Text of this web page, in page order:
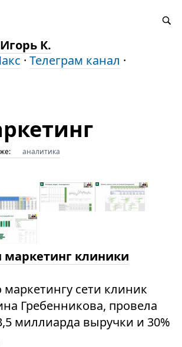
К.
· Телеграм канал ·
аналитика
маркетинг клиники
сети клиник
Гребенникова, провела
миллиарда выручки и 30%